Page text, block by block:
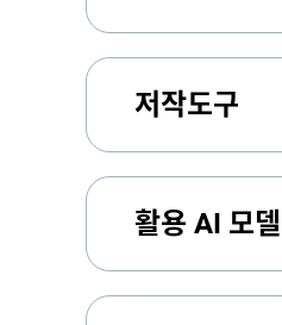
저작도구
활용 AI 모